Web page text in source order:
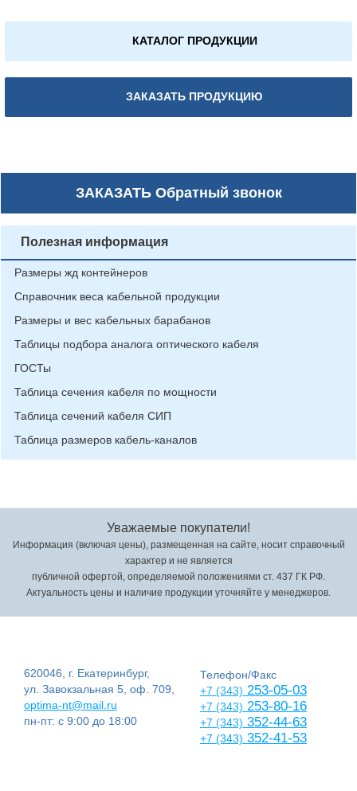
КАТАЛОГ ПРОДУКЦИИ
ЗАКАЗАТЬ ПРОДУКЦИЮ
ЗАКАЗАТЬОбратный звонок
Полезная информация
Размеры жд контейнеров
Справочник веса кабельной продукции
Размеры и вес кабельных барабанов
Таблицы подбора аналога оптического кабеля
ГОСТы
Таблица сечения кабеля по мощности
Таблица сечений кабеля СИП
Таблица размеров кабель-каналов
Уважаемые покупатели!
Информация (включая цены), размещенная на сайте, носит справочный
характер и не является
публичной офертой, определяемой положениями ст. 437 ГК РФ.
Актуальность цены и наличие продукции уточняйте у менеджеров.
620046, г. Екатеринбург,
ул. Завокзальная 5, оф. 709,
optima-nt@mail.ru
пн-пт: с 9:00 до 18:00
Телефон/Факс
+7 (343) 253-05-03
+7 (343) 253-80-16
+7 (343) 352-44-63
+7 (343) 352-41-53